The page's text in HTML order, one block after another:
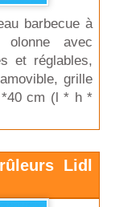
barbecue à
avec
et réglables,
grille
cm (l * h *
Lidl